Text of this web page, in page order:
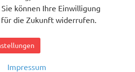
können Ihre Einwilligung
die Zukunft widerrufen.
Impressum